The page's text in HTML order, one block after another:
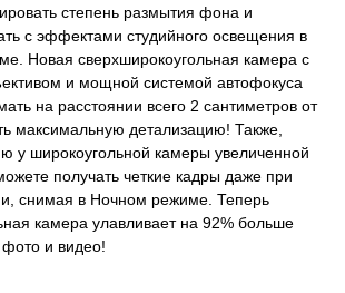
степень размытия фона и
с эффектами студийного освещения в
Новая сверхширокоугольная камера с
и мощной системой автофокуса
на расстоянии всего 2 сантиметров от
максимальную детализацию! Также,
у широкоугольной камеры увеличенной
получать четкие кадры даже при
снимая в Ночном режиме. Теперь
камера улавливает на 92% больше
и видео!